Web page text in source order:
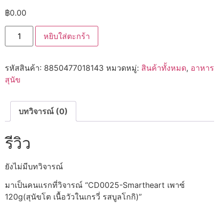
฿0.00
จำนวน
CD0025-
Smartheart
120g(สุนัข
โต
เนื้อ
ใน
รส
โกกิ)
ชิ้น
หยิบใส่ตะกร้า
รหัสสินค้า: 8850477018143 หมวดหมู่: สินค้าทั้งหมด, อาหาร
สุนัข
บทวิจารณ์ (0)
รีวิว
ยังไม่มีบทวิจารณ์
มาเป็นคนแรกที่วิจารณ์ “CD0025-Smartheart เพาซ์
120g(สุนัขโต เนื้อวัวในเกรวี่ รสบูลโกกิ)”